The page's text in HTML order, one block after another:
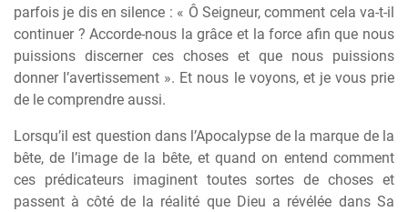
parfois je dis en silence : « Ô Seigneur, comment cela va-t-il
continuer ? Accorde-nous la grâce et la force afin que nous
puissions discerner ces choses et que nous puissions
donner l’avertissement ». Et nous le voyons, et je vous prie
de le comprendre aussi.
Lorsqu’il est question dans l’Apocalypse de la marque de la
bête, de l’image de la bête, et quand on entend comment
ces prédicateurs imaginent toutes sortes de choses et
passent à côté de la réalité que Dieu a révélée dans Sa